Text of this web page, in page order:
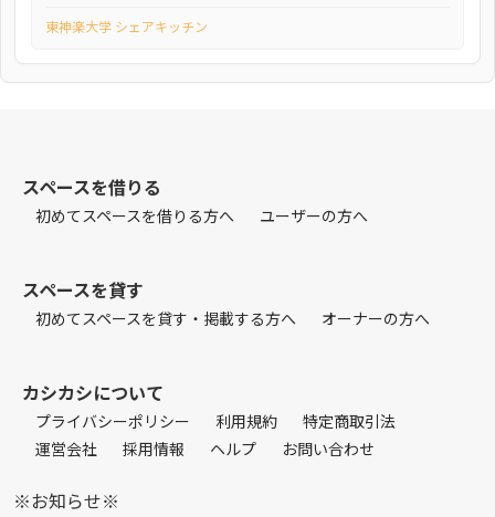
東神楽大学 シェアキッチン
スペースを借りる
初めてスペースを借りる方へ ユーザーの方へ
スペースを貸す
初めてスペースを貸す・掲載する方へ オーナーの方へ
カシカシについて
プライバシーポリシー 利用規約
特定商取引法
運営会社
採用情報 ヘルプ お問い合わせ
※お知らせ※